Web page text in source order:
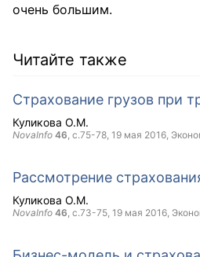
очень большим.
Читайте также
Страхование грузов при
Куликова О.М.
NovaInfo 46 , с.75-78, 19 мая 2016 ,
Рассмотрение
Куликова О.М.
NovaInfo 46 , с.73-75, 19 мая 2016 ,